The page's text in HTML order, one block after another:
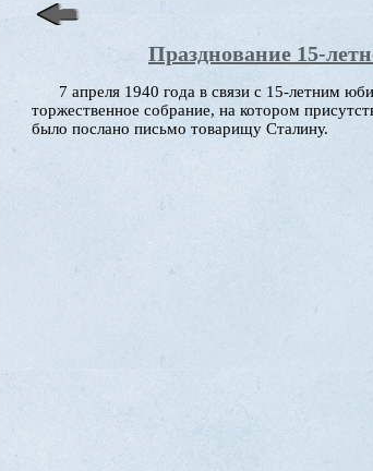
Празднование 15-
7 апреля 1940 года в связи с 15-летним
торжественное собрание, на котором
было послано письмо товарищу Сталину.